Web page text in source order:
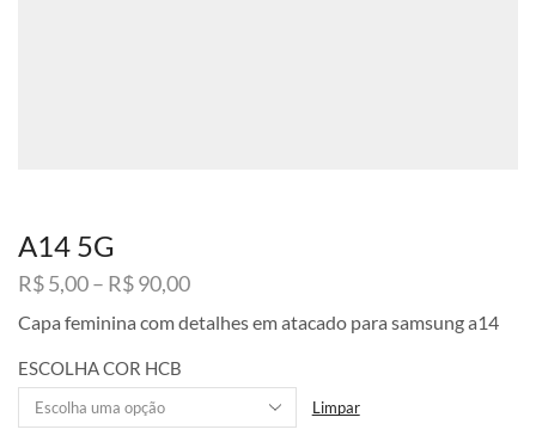
A14 5G
R$5,00– R$90,00Faixa
preço:
através
R$ 90,00
Capa feminina com detalhes em atacado para samsung a14
ESCOLHA COR HCB
Limpar